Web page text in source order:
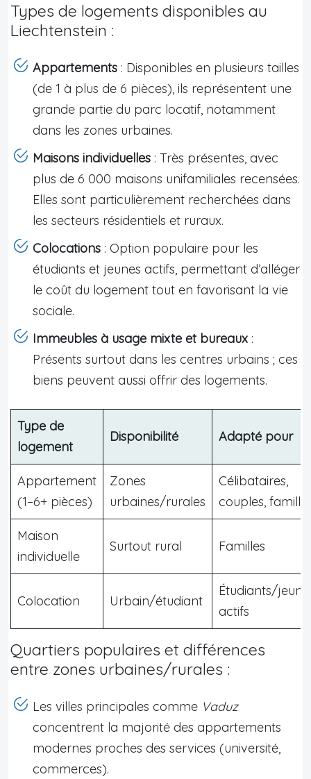
Types de logements disponibles au
Liechtenstein :
Appartements : Disponibles en plusieurs tailles
(de 1 à plus de 6 pièces), ils représentent une
grande partie du parc locatif, notamment
dans les zones urbaines.
Maisons individuelles : Très présentes, avec
plus de 6 000 maisons unifamiliales recensées.
Elles sont particulièrement recherchées dans
les secteurs résidentiels et ruraux.
Colocations : Option populaire pour les
étudiants et jeunes actifs, permettant d’alléger
le coût du logement tout en favorisant la vie
sociale.
Immeubles à usage mixte et bureaux :
Présents surtout dans les centres urbains ; ces
biens peuvent aussi offrir des logements.
Type de
logement
Disponibilité Adapté pour
Appartement
(1–6+ pièces)
Zones
urbaines/rurales
Célibataires,
couples,
Maison
individuelle
Surtout rural Familles
Colocation Urbain/étudiant
Étudiants/
actifs
Quartiers populaires et différences
entre zones urbaines/rurales :
Les villes principales comme Vaduz
concentrent la majorité des appartements
modernes proches des services (université,
commerces).